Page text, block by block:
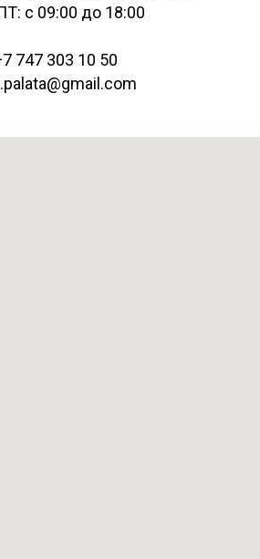
с 09:00 до 18:00
747 303 10 50